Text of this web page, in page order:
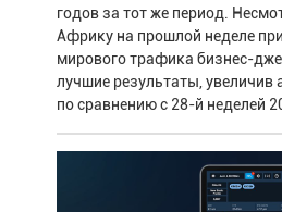
годов за тот же период.
Африку на прошлой неделе
мирового трафика бизнес-
лучшие результаты, увеличив
по сравнению с 28-й неделей